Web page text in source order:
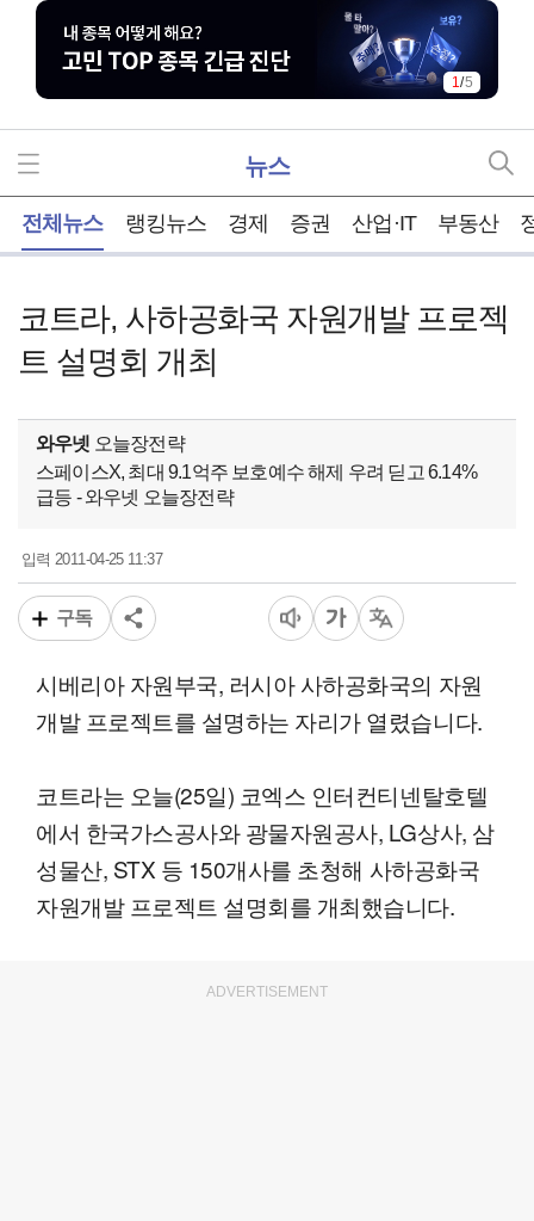
1/5
뉴스
전체뉴스 랭킹뉴스 경제 증권 산업·IT 부동산
코트라, 사하공화국 자원개발 프로젝
트 설명회 개최
와우넷 오늘장전략
스페이스X, 최대 9.1억주 보호예수 해제 우려 딛고 6.14%
급등 - 와우넷 오늘장전략
입력2011-04-25 11:37
구독
시베리아 자원부국, 러시아 사하공화국의 자원
개발 프로젝트를 설명하는 자리가 열렸습니다.
코트라는 오늘(25일) 코엑스 인터컨티넨탈호텔
에서 한국가스공사와 광물자원공사, LG상사, 삼
성물산, STX 등 150개사를 초청해 사하공화국
자원개발 프로젝트 설명회를 개최했습니다.
ADVERTISEMENT